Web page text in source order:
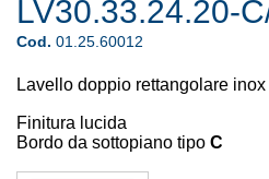
LV30.33.24.20-
Cod. 01.25.60012
Lavello doppio rettangolare inox
Finitura lucida
Bordo da sottopiano tipo C